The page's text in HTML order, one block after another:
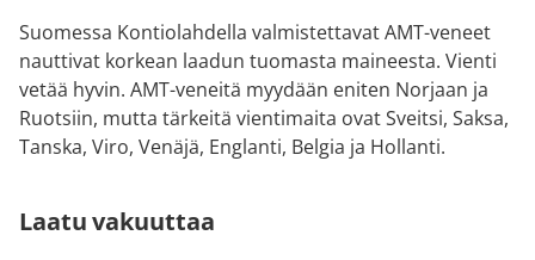
Suomessa Kontiolahdella valmistettavat AMT-veneet
nauttivat korkean laadun tuomasta maineesta. Vienti
vetää hyvin. AMT-veneitä myydään eniten Norjaan ja
Ruotsiin, mutta tärkeitä vientimaita ovat Sveitsi, Saksa,
Tanska, Viro, Venäjä, Englanti, Belgia ja Hollanti.
Laatu vakuuttaa